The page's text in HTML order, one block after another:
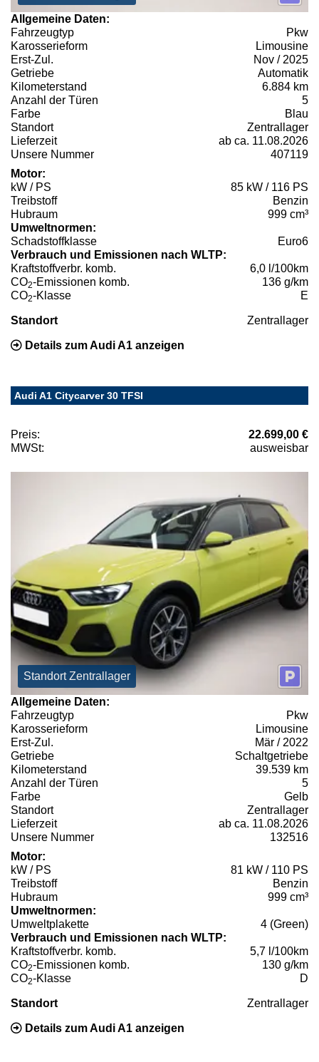
Allgemeine Daten:
Fahrzeugtyp
Pkw
Karosserieform
Limousine
Erst-Zul.
Nov / 2025
Getriebe
Automatik
Kilometerstand
6.884 km
Anzahl der Türen
5
Farbe
Blau
Standort
Zentrallager
Lieferzeit
ab ca. 11.08.2026
Unsere Nummer
407119
Motor:
kW / PS
85 kW / 116 PS
Treibstoff
Benzin
Hubraum
999 cm³
Umweltnormen:
Schadstoffklasse
Euro6
Verbrauch und Emissionen nach WLTP:
Kraftstoffverbr. komb.
6,0 l/100km
CO2-Emissionen komb.
136 g/km
CO2-Klasse E
Standort Zentrallager
Details zum Audi A1 anzeigen
Audi A1 Citycarver 30 TFSI
Preis:
22.699,00 €
MWSt:
ausweisbar
Standort Zentrallager
Allgemeine Daten:
Fahrzeugtyp
Pkw
Karosserieform
Limousine
Erst-Zul.
Mär / 2022
Getriebe
Schaltgetriebe
Kilometerstand
39.539 km
Anzahl der Türen
5
Farbe
Gelb
Standort
Zentrallager
Lieferzeit
ab ca. 11.08.2026
Unsere Nummer
132516
Motor:
kW / PS
81 kW / 110 PS
Treibstoff
Benzin
Hubraum
999 cm³
Umweltnormen:
Umweltplakette
4 (Green)
Verbrauch und Emissionen nach WLTP:
Kraftstoffverbr. komb.
5,7 l/100km
CO2-Emissionen komb.
130 g/km
CO2-Klasse D
Standort Zentrallager
Details zum Audi A1 anzeigen